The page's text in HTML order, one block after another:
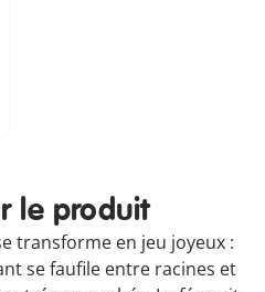
le produit
transforme en jeu joyeux :
se faufile entre racines et